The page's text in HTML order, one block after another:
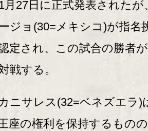
27日に正式発表されたが
ジョ(30=メキシコ)が指名
定され、この試合の勝者
戦する。
ニサレス(32=ベネズエラ)
座の権利を保持するもの